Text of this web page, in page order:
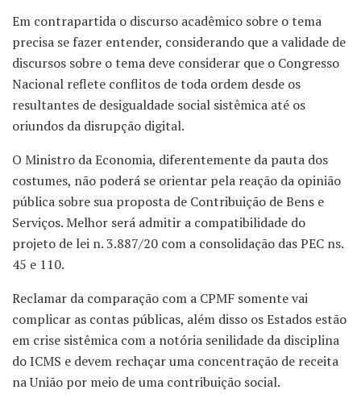
Em contrapartida o discurso acadêmico sobre o tema
precisa se fazer entender, considerando que a validade de
discursos sobre o tema deve considerar que o Congresso
Nacional reflete conflitos de toda ordem desde os
resultantes de desigualdade social sistêmica até os
oriundos da disrupção digital.
O Ministro da Economia, diferentemente da pauta dos
costumes, não poderá se orientar pela reação da opinião
pública sobre sua proposta de Contribuição de Bens e
Serviços. Melhor será admitir a compatibilidade do
projeto de lei n. 3.887/20 com a consolidação das PEC ns.
45 e 110.
Reclamar da comparação com a CPMF somente vai
complicar as contas públicas, além disso os Estados estão
em crise sistêmica com a notória senilidade da disciplina
do ICMS e devem rechaçar uma concentração de receita
na União por meio de uma contribuição social.